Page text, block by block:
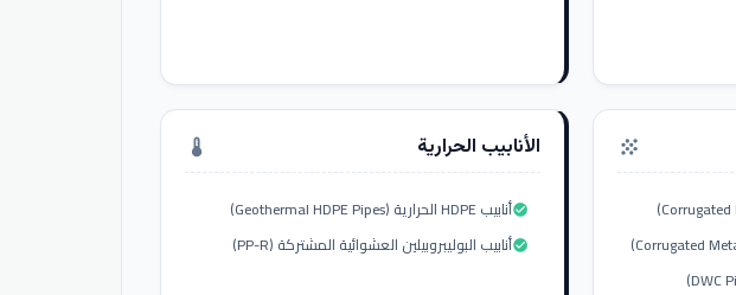
grain الأنابيب الحرارية thermostat
أنابيب HDPE الحرارية (Geothermal HDPE Pipes)check_circle
أنابيب البوليبروبيلين العشوائية المشتركة (PP-R)check_circle